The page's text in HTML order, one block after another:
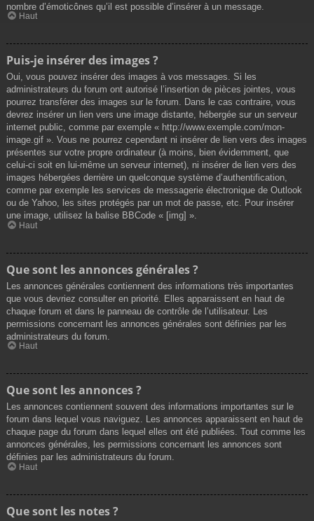
nombre d’émoticônes qu’il est possible d’insérer à un message.
Haut
Puis-je insérer des images ?
Oui, vous pouvez insérer des images à vos messages. Si les
administrateurs du forum ont autorisé l’insertion de pièces jointes, vous
pourrez transférer des images sur le forum. Dans le cas contraire, vous
devrez insérer un lien vers une image distante, hébergée sur un serveur
internet public, comme par exemple « http://www.exemple.com/mon-
image.gif ». Vous ne pourrez cependant ni insérer de lien vers des images
présentes sur votre propre ordinateur (à moins, bien évidemment, que
celui-ci soit en lui-même un serveur internet), ni insérer de lien vers des
images hébergées derrière un quelconque système d’authentification,
comme par exemple les services de messagerie électronique de Outlook
ou de Yahoo, les sites protégés par un mot de passe, etc. Pour insérer
une image, utilisez la balise BBCode « [img] ».
Haut
Que sont les annonces générales ?
Les annonces générales contiennent des informations très importantes
que vous devriez consulter en priorité. Elles apparaissent en haut de
chaque forum et dans le panneau de contrôle de l’utilisateur. Les
permissions concernant les annonces générales sont définies par les
administrateurs du forum.
Haut
Que sont les annonces ?
Les annonces contiennent souvent des informations importantes sur le
forum dans lequel vous naviguez. Les annonces apparaissent en haut de
chaque page du forum dans lequel elles ont été publiées. Tout comme les
annonces générales, les permissions concernant les annonces sont
définies par les administrateurs du forum.
Haut
Que sont les notes ?